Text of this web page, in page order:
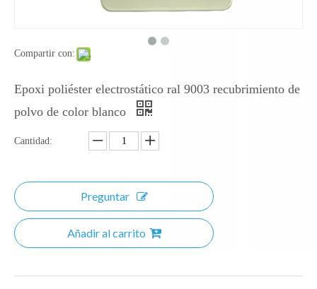
Compartir con:
Epoxi poliéster electrostático ral 9003 recubrimiento de
polvo de color blanco
Cantidad:
Preguntar
Añadir al carrito